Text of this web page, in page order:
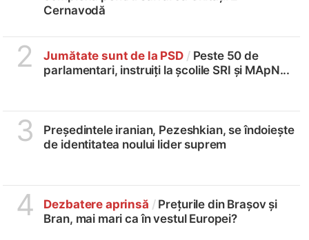
Cernavodă
2 Jumătate sunt de la PSD / Peste 50 de
parlamentari, instruiți la școlile SRI și MApN...
3
Președintele iranian, Pezeshkian, se îndoiește
de identitatea noului lider suprem
4 Dezbatere aprinsă /Prețurile din Brașov și
Bran, mai mari ca în vestul Europei?